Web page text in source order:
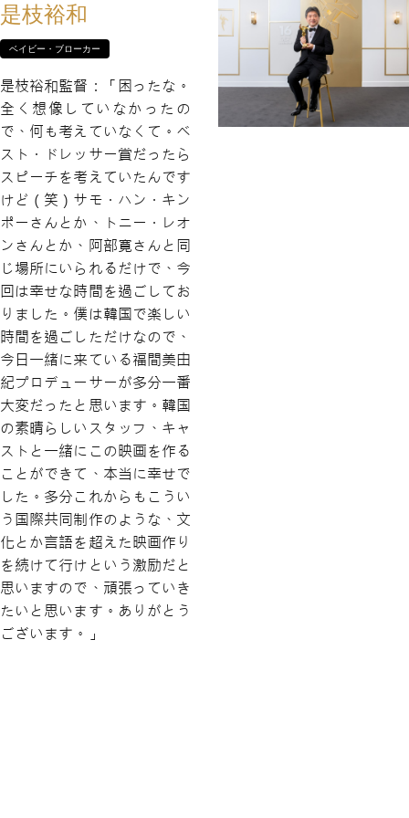
是枝裕和
ベイビー・ブローカー
是枝裕和監督：「困ったな。
全く想像していなかったの
で、何も考えていなくて。ベ
スト・ドレッサー賞だったら
スピーチを考えていたんです
けど（笑）サモ・ハン・キン
ポーさんとか、トニー・レオ
ンさんとか、阿部寛さんと同
じ場所にいられるだけで、今
回は幸せな時間を過ごしてお
りました。僕は韓国で楽しい
時間を過ごしただけなので、
今日一緒に来ている福間美由
紀プロデューサーが多分一番
大変だったと思います。韓国
の素晴らしいスタッフ、キャ
ストと一緒にこの映画を作る
ことができて、本当に幸せで
した。多分これからもこうい
う国際共同制作のような、文
化とか言語を超えた映画作り
を続けて行けという激励だと
思いますので、頑張っていき
たいと思います。ありがとう
ございます。」